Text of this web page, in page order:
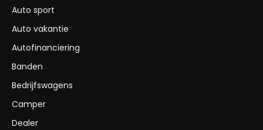
Auto sport
Auto vakantie
Autofinanciering
Banden
Bedrijfswagens
Camper
Dealer